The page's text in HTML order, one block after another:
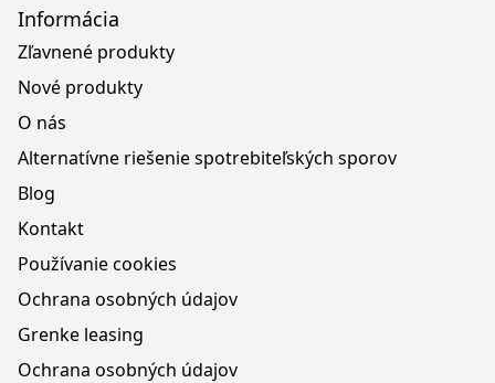
Informácia
Zľavnené produkty
Nové produkty
O nás
Alternatívne riešenie spotrebiteľských sporov
Blog
Kontakt
Používanie cookies
Ochrana osobných údajov
Grenke leasing
Ochrana osobných údajov